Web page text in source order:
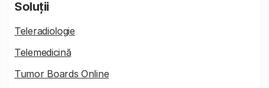
Soluții
Teleradiologie
Telemedicină
Tumor Boards Online